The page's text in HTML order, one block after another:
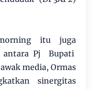
itu juga
antara Pj Bupati
media, Ormas
sinergitas